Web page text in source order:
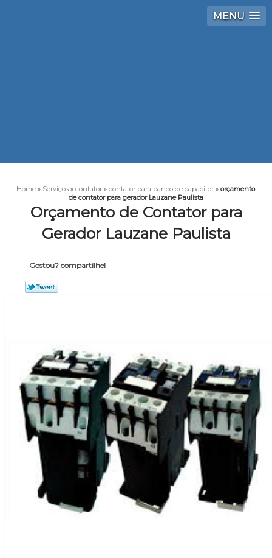
MENU
Home » Serviços»contator»contator para banco de capacitor»orçamento
de contator para gerador Lauzane Paulista
Orçamento de Contator para
Gerador Lauzane Paulista
Gostou? compartilhe!